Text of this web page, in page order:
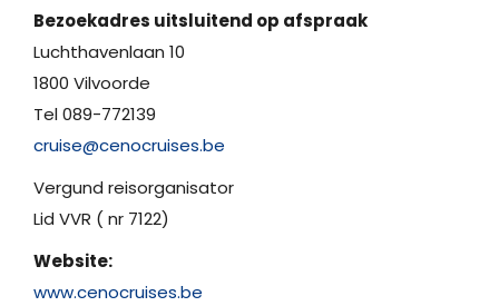
Bezoekadres uitsluitend op afspraak
Luchthavenlaan 10
1800 Vilvoorde
Tel 089-772139
cruise@cenocruises.be
Vergund reisorganisator
Lid VVR ( nr 7122)
Website:
www.cenocruises.be